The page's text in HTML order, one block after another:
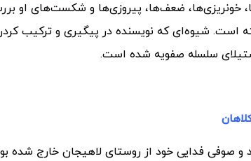
خونریزی‌ها، ضعف‌ها، پیروزی‌ها و شکست‌های او
است. شیوه‌ای که نویسنده در پیگیری و ترکیب
سلسله صفویه شده است.
و صوفی فدایی خود از روستای لاهیجان خارج شده